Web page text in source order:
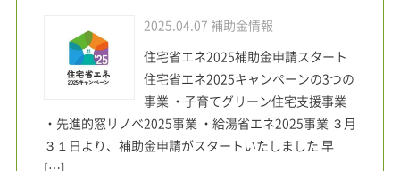
2025.04.07 補助金情報
住宅省エネ2025補助金申請スタート
住宅省エネ2025キャンペーンの3つの
事業 ・子育てグリーン住宅支援事業
・先進的窓リノベ2025事業 ・給湯省エネ2025事業 ３月
３１日より、補助金申請がスタートいたしました 早
[…]